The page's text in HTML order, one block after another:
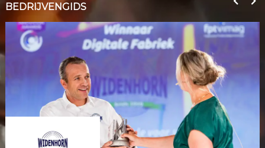
BEDRIJVENGIDS